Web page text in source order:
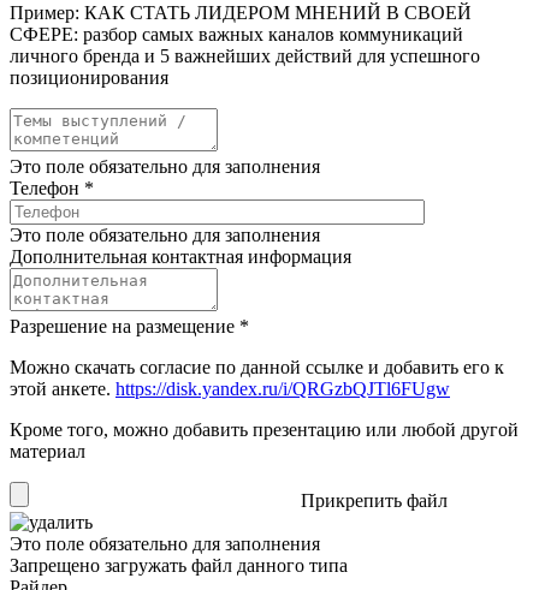
Пример: КАК СТАТЬ ЛИДЕРОМ МНЕНИЙ В СВОЕЙ
СФЕРЕ: разбор самых важных каналов коммуникаций
личного бренда и 5 важнейших действий для успешного
позиционирования
Это поле обязательно для заполнения
Телефон *
Это поле обязательно для заполнения
Дополнительная контактная информация
Разрешение на размещение *
Можно скачать согласие по данной ссылке и добавить его к
этой анкете. https://disk.yandex.ru/i/QRGzbQJTl6FUgw
Кроме того, можно добавить презентацию или любой другой
материал
Прикрепить файл
Это поле обязательно для заполнения
Запрещено загружать файл данного типа